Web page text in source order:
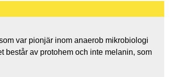
var pionjär inom anaerob mikrobiologi
består av protohem och inte melanin, som